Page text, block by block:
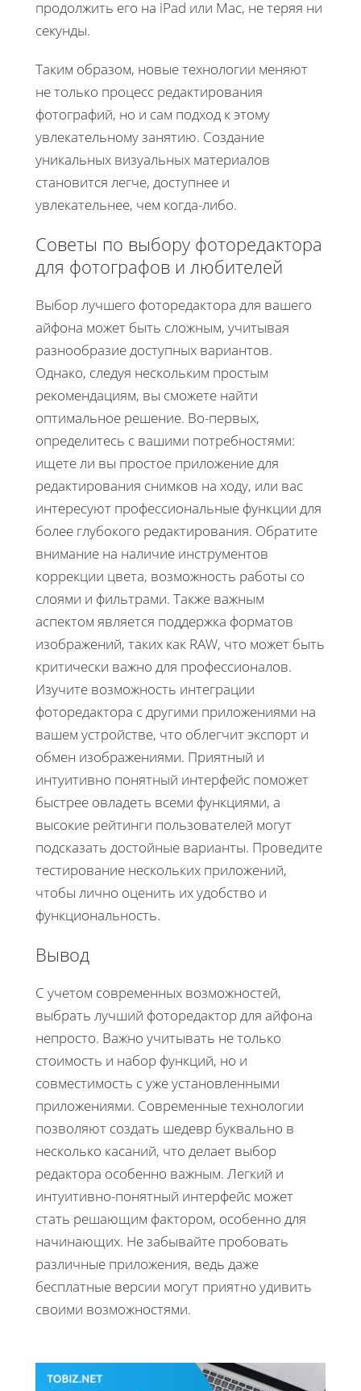
продолжить его на iPad или Mac, не теряя ни
секунды.
Таким образом, новые технологии меняют
не только процесс редактирования
фотографий, но и сам подход к этому
увлекательному занятию. Создание
уникальных визуальных материалов
становится легче, доступнее и
увлекательнее, чем когда-либо.
Советы по выбору фоторедактора
для фотографов и любителей
Выбор лучшего фоторедактора для вашего
айфона может быть сложным, учитывая
разнообразие доступных вариантов.
Однако, следуя нескольким простым
рекомендациям, вы сможете найти
оптимальное решение. Во-первых,
определитесь с вашими потребностями:
ищете ли вы простое приложение для
редактирования снимков на ходу, или вас
интересуют профессиональные функции для
более глубокого редактирования. Обратите
внимание на наличие инструментов
коррекции цвета, возможность работы со
слоями и фильтрами. Также важным
аспектом является поддержка форматов
изображений, таких как RAW, что может быть
критически важно для профессионалов.
Изучите возможность интеграции
фоторедактора с другими приложениями на
вашем устройстве, что облегчит экспорт и
обмен изображениями. Приятный и
интуитивно понятный интерфейс поможет
быстрее овладеть всеми функциями, а
высокие рейтинги пользователей могут
подсказать достойные варианты. Проведите
тестирование нескольких приложений,
чтобы лично оценить их удобство и
функциональность.
Вывод
С учетом современных возможностей,
выбрать лучший фоторедактор для айфона
непросто. Важно учитывать не только
стоимость и набор функций, но и
совместимость с уже установленными
приложениями. Современные технологии
позволяют создать шедевр буквально в
несколько касаний, что делает выбор
редактора особенно важным. Легкий и
интуитивно-понятный интерфейс может
стать решающим фактором, особенно для
начинающих. Не забывайте пробовать
различные приложения, ведь даже
бесплатные версии могут приятно удивить
своими возможностями.